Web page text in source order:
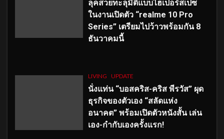
ลุคสวยทะลุมิติแบบไฮเปอร์สเปซ
ในงานเปิดตัว “realme 10 Pro
Series” เตรียมไปว้าวพร้อมกัน 8
ธันวาคมนี้
LIVING UPDATE
นั่งแท่น “บอสคริส-คริส พีรวัส” ผุด
ธุรกิจของตัวเอง “สลัดแห่ง
อนาคต” พร้อมเปิดตัวหนังสั้น เล่น
เอง-กำกับเองครั้งแรก!